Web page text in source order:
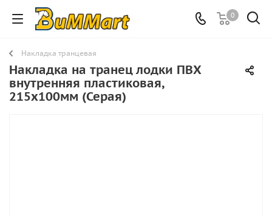
0
Накладка транцевая
Накладка на транец лодки ПВХ
внутренняя пластиковая,
215х100мм (Серая)